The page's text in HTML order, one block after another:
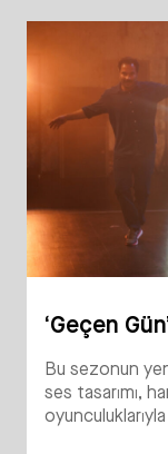
‘Geçen
Bu sezonun
ses tasarımı,